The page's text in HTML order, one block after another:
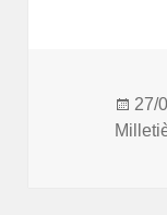
le
27/